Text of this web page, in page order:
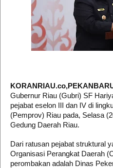
Gubernur Riau (Gubri) SF
pejabat eselon III dan IV di
(Pemprov) Riau pada, Selasa
Gedung Daerah Riau.
Dari ratusan pejabat struktural
Organisasi Perangkat Daerah
perombakan adalah Dinas